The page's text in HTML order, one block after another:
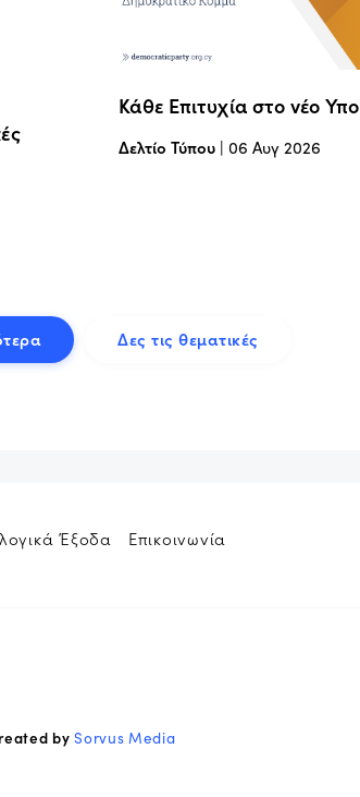
Κάθε Επιτυχία στο νέο
Δελτίο Τύπου| 06 Αυγ 2026
Δες τις θεματικές
Έξοδα Επικοινωνία
bySorvus Media